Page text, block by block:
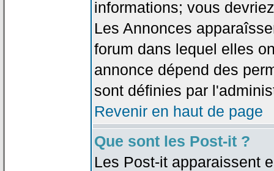
informations; vous
Les Annonces
forum dans lequel elles
annonce dépend des
sont définies par
Revenir en haut de page
Que sont les Post-it ?
Les Post-it apparaissent